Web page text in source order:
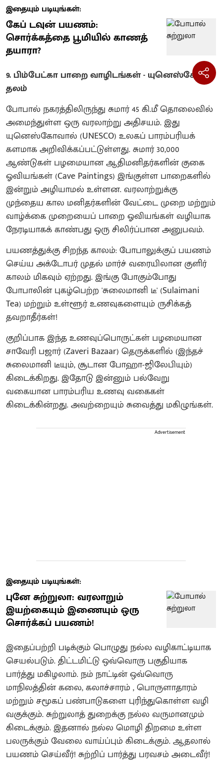
இதையும் படியுங்கள்:
கேப் டவுன் பயணம்:
சொர்க்கத்தை பூமியில் காணத்
தயாரா?
9. பிம்பேட்கா பாறை வாழிடங்கள் - யுனெஸ்கோ
தலம்
போபால் நகரத்திலிருந்து சுமார் 45 கி.மீ தொலைவில்
அமைந்துள்ள ஒரு வரலாற்று அதிசயம். இது
யுனெஸ்கோவால் (UNESCO) உலகப் பாரம்பரியக்
களமாக அறிவிக்கப்பட்டுள்ளது. சுமார் 30,000
ஆண்டுகள் பழமையான ஆதிமனிதர்களின் குகை
ஓவியங்கள் (Cave Paintings) இங்குள்ள பாறைகளில்
இன்றும் அழியாமல் உள்ளன. வரலாற்றுக்கு
முந்தைய கால மனிதர்களின் வேட்டை முறை மற்றும்
வாழ்க்கை முறையைப் பாறை ஓவியங்கள் வழியாக
நேரடியாகக் காண்பது ஒரு சிலிர்ப்பான அனுபவம்.
பயணத்துக்கு சிறந்த காலம்: போபாலுக்குப் பயணம்
செய்ய அக்டோபர் முதல் மார்ச் வரையிலான குளிர்
காலம் மிகவும் ஏற்றது. இங்கு போகும்போது
போபாலின் புகழ்பெற்ற 'சுலைமானி டீ' (Sulaimani
Tea) மற்றும் உள்ளூர் உணவுகளையும் ருசிக்கத்
தவறாதீர்கள்!
குறிப்பாக இந்த உணவுப்பொருட்கள் பழமையான
சாவேரி பஜார் (Zaveri Bazaar) தெருக்களில் (இந்தச்
சுலைமானி டீயும், சூடான போஹா-ஜிலேபியும்)
கிடைக்கிறது. இதோடு இன்னும் பல்வேறு
வகையான பாரம்பரிய உணவு வகைகள்
கிடைக்கின்றது. அவற்றையும் சுவைத்து மகிழுங்கள்.
Advertisement
இதையும் படியுங்கள்:
புனே சுற்றுலா: வரலாறும்
இயற்கையும் இணையும் ஒரு
சொர்க்கப் பயணம்!
இதைப்பற்றி படிக்கும் பொழுது நல்ல வழிகாட்டியாக
செயல்படும். திட்டமிட்டு ஒவ்வொரு பகுதியாக
பார்த்து மகிழலாம். நம் நாட்டின் ஒவ்வொரு
மாநிலத்தின் கலை, கலாச்சாரம் , பொருளாதாரம்
மற்றும் சமூகப் பண்பாடுகளை புரிந்துகொள்ள வழி
வகுக்கும். சுற்றுலாத் துறைக்கு நல்ல வருமானமும்
கிடைக்கும். இதனால் நல்ல மொழி திறமை உள்ள
பலருக்கும் வேலை வாய்ப்பும் கிடைக்கும். ஆதலால்
பயணம் செய்வீர்! சுற்றிப் பார்த்து பரவசம் அடைவீர்!